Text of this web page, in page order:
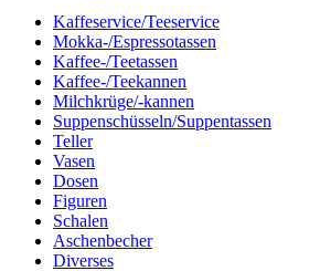
Kaffeservice/Teeservice
Mokka-/Espressotassen
Kaffee-/Teetassen
Kaffee-/Teekannen
Milchkrüge/-kannen
Suppenschüsseln/Suppentassen
Teller
Vasen
Dosen
Figuren
Schalen
Aschenbecher
Diverses